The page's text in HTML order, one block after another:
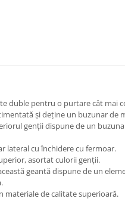
duble pentru o purtare cât mai
și deține un buzunar de
genții dispune de un
lateral cu închidere cu fermoar.
asortat culorii genții.
geantă dispune de un
materiale de calitate superioară.